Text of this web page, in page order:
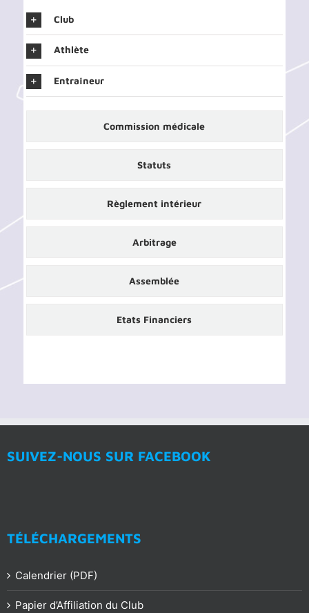
Club
Athlète
Entraîneur
Commission médicale
Statuts
Règlement intérieur
Arbitrage
Assemblée
Etats Financiers
SUIVEZ-NOUS SUR FACEBOOK
TÉLÉCHARGEMENTS
Calendrier (PDF)
Papier d’Affiliation du Club